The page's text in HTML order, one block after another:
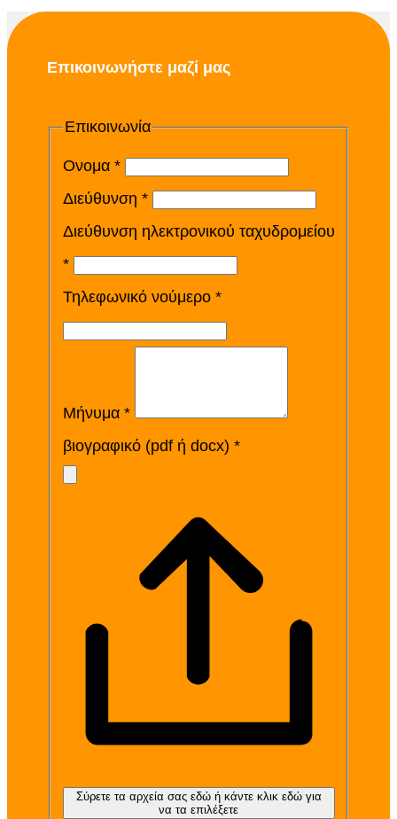
Επικοινωνήστε μαζί μας
Επικοινωνία
Ονομα *
Διεύθυνση *
Διεύθυνση ηλεκτρονικού ταχυδρομείου
*
Τηλεφωνικό νούμερο *
Μήνυμα *
βιογραφικό (pdf ή docx) *
Σύρετε τα αρχεία σας εδώ ή κάντε κλικ εδώ για
να τα επιλέξετε